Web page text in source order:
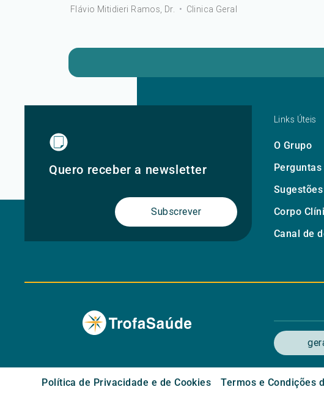
Flávio Mitidieri Ramos, Dr. • Clinica Geral
Quero receber a newsletter
Subscrever
Links Úteis
O Grupo
Corpo
Canal de
Política de Privacidade e de Cookies Termos e Condições